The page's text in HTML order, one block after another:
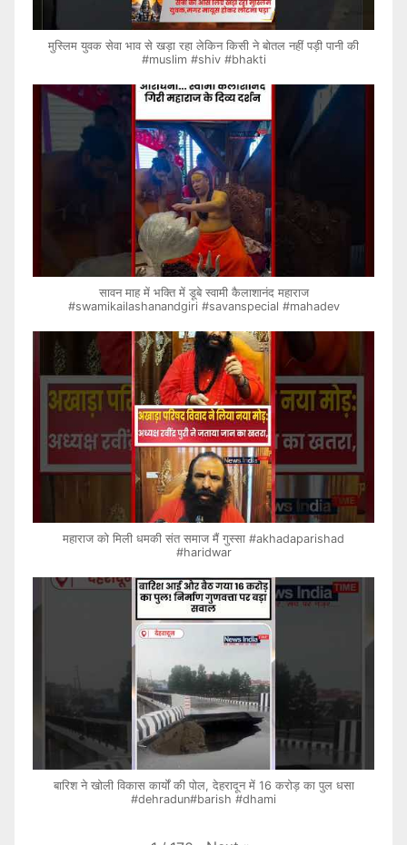
मुस्लिम युवक सेवा भाव से खड़ा रहा लेकिन किसी ने बोतल नहीं पड़ी पानी की
#muslim #shiv #bhakti
सावन माह में भक्ति में डूबे स्वामी कैलाशानंद महाराज
#swamikailashanandgiri #savanspecial #mahadev
महाराज को मिली धमकी संत समाज मैं गुस्सा #akhadaparishad
#haridwar
बारिश ने खोली विकास कार्यों की पोल, देहरादून में 16 करोड़ का पुल धसा
#dehradun#barish #dhami